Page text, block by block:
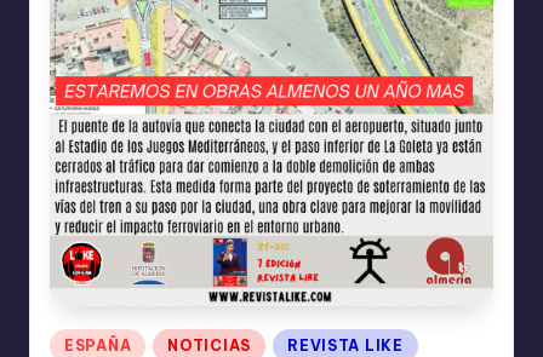
Publicado
ESPAÑA NOTICIAS REVISTA LIKE